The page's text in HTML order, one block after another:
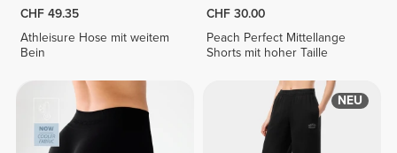
CHF 49.35
Athleisure Hose mit weitem
Bein
CHF 30.00
Peach Perfect Mittellange
Shorts mit hoher Taille
NEU